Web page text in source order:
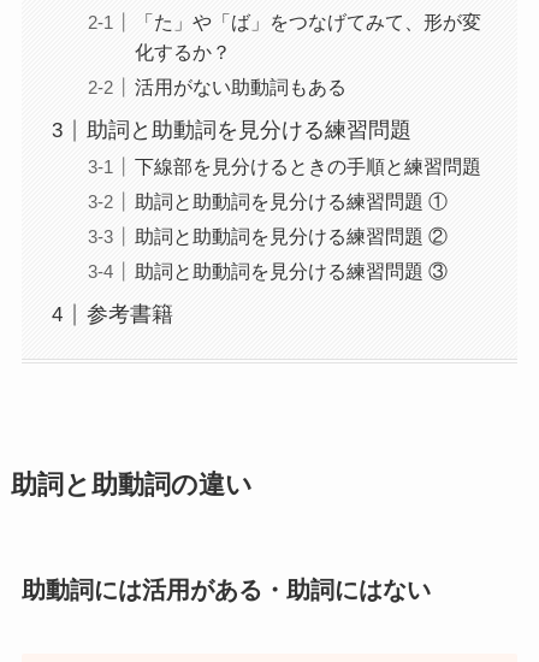
「た」や「ば」をつなげてみて、形が変
化するか？
活用がない助動詞もある
助詞と助動詞を見分ける練習問題
下線部を見分けるときの手順と練習問題
助詞と助動詞を見分ける練習問題 ①
助詞と助動詞を見分ける練習問題 ②
助詞と助動詞を見分ける練習問題 ③
参考書籍
助詞と助動詞の違い
助動詞には活用がある・助詞にはない